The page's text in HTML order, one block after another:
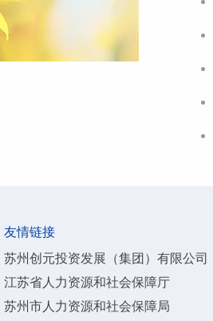
友情链接
苏州创元投资发展（集团）有限公司
江苏省人力资源和社会保障厅
苏州市人力资源和社会保障局